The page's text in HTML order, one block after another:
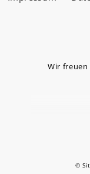
Wir
Niederstedter©